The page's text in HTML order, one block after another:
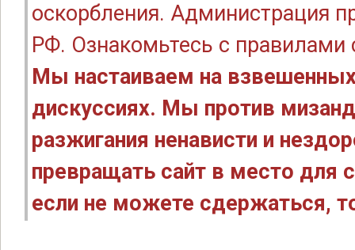
оскорбления. Администрация
РФ. Ознакомьтесь с правилами
Мы настаиваем на
дискуссиях. Мы против
разжигания ненависти и
превращать сайт в место для
если не можете сдержаться,